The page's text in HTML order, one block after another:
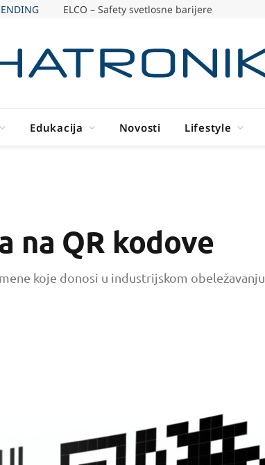
ELCO – Safety svetlosne barijere
Edukacija Novosti Lifestyle
na QR kodove
koje donosi u industrijskom obeležavanju